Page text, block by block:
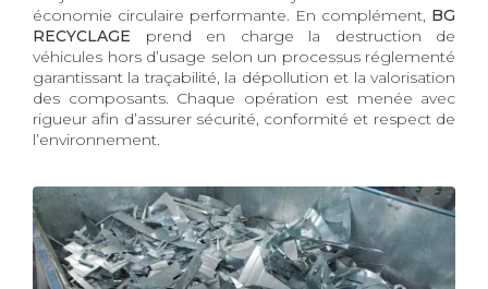
économie circulaire performante. En complément, BG
RECYCLAGE prend en charge la destruction de
véhicules hors d’usage selon un processus réglementé
garantissant la traçabilité, la dépollution et la valorisation
des composants. Chaque opération est menée avec
rigueur afin d’assurer sécurité, conformité et respect de
l’environnement.